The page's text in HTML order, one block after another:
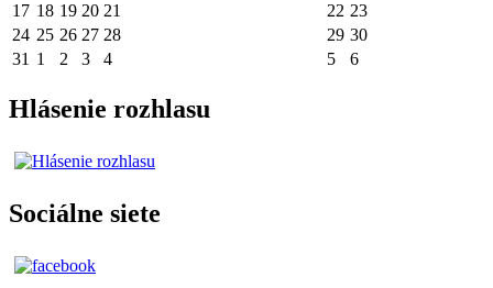
17 18 19 20 21 22 23
24 25 26 27 28 29 30
31 1 2 3 4 5 6
Hlásenie rozhlasu
Sociálne siete